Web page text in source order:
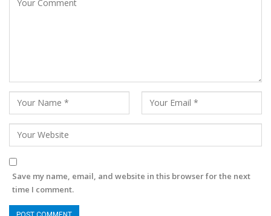
Save my name, email, and website in this browser for the next
time I comment.